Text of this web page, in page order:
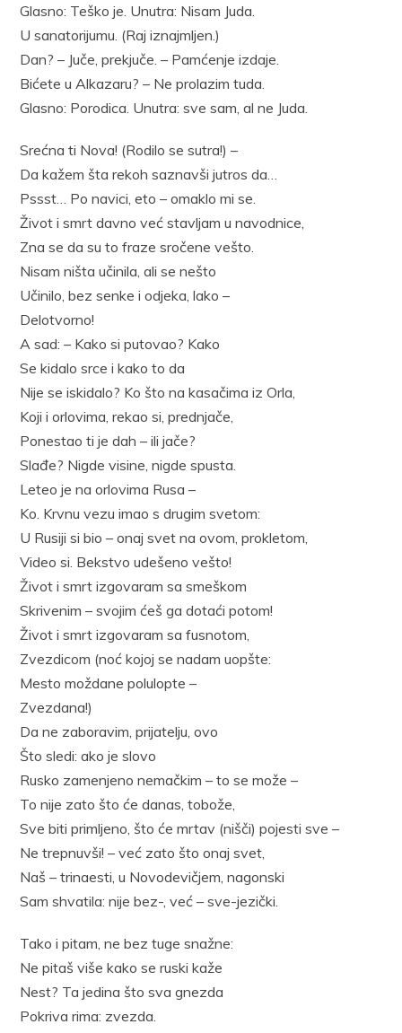
Glasno: Teško je. Unutra: Nisam Juda.
U sanatorijumu. (Raj iznajmljen.)
Dan? – Juče, prekjuče. – Pamćenje izdaje.
Bićete u Alkazaru? – Ne prolazim tuda.
Glasno: Porodica. Unutra: sve sam, al ne Juda.
Srećna ti Nova! (Rodilo se sutra!) –
Da kažem šta rekoh saznavši jutros da…
Pssst… Po navici, eto – omaklo mi se.
Život i smrt davno već stavljam u navodnice,
Zna se da su to fraze sročene vešto.
Nisam ništa učinila, ali se nešto
Učinilo, bez senke i odjeka, lako –
Delotvorno!
A sad: – Kako si putovao? Kako
Se kidalo srce i kako to da
Nije se iskidalo? Ko što na kasačima iz Orla,
Koji i orlovima, rekao si, prednjače,
Ponestao ti je dah – ili jače?
Slađe? Nigde visine, nigde spusta.
Leteo je na orlovima Rusa –
Ko. Krvnu vezu imao s drugim svetom:
U Rusiji si bio – onaj svet na ovom, prokletom,
Video si. Bekstvo udešeno vešto!
Život i smrt izgovaram sa smeškom
Skrivenim – svojim ćeš ga dotaći potom!
Život i smrt izgovaram sa fusnotom,
Zvezdicom (noć kojoj se nadam uopšte:
Mesto moždane polulopte –
Zvezdana!)
Da ne zaboravim, prijatelju, ovo
Što sledi: ako je slovo
Rusko zamenjeno nemačkim – to se može –
To nije zato što će danas, tobože,
Sve biti primljeno, što će mrtav (nišči) pojesti sve –
Ne trepnuvši! – već zato što onaj svet,
Naš – trinaesti, u Novodevičjem, nagonski
Sam shvatila: nije bez-, već – sve-jezički.
Tako i pitam, ne bez tuge snažne:
Ne pitaš više kako se ruski kaže
Nest? Ta jedina što sva gnezda
Pokriva rima: zvezda.